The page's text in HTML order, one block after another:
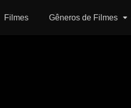
Filmes Gêneros de Filmes